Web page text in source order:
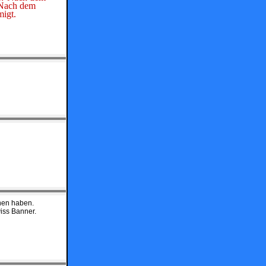
dem
haben.
Banner.